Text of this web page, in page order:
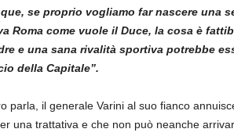
se proprio vogliamo far nascere una
Roma come vuole il Duce, la cosa è
e una sana rivalità sportiva potrebbe
della Capitale”.
parla, il generale Varini al suo fianco
una trattativa e che non può neanche